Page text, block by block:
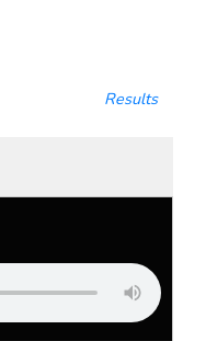
Results